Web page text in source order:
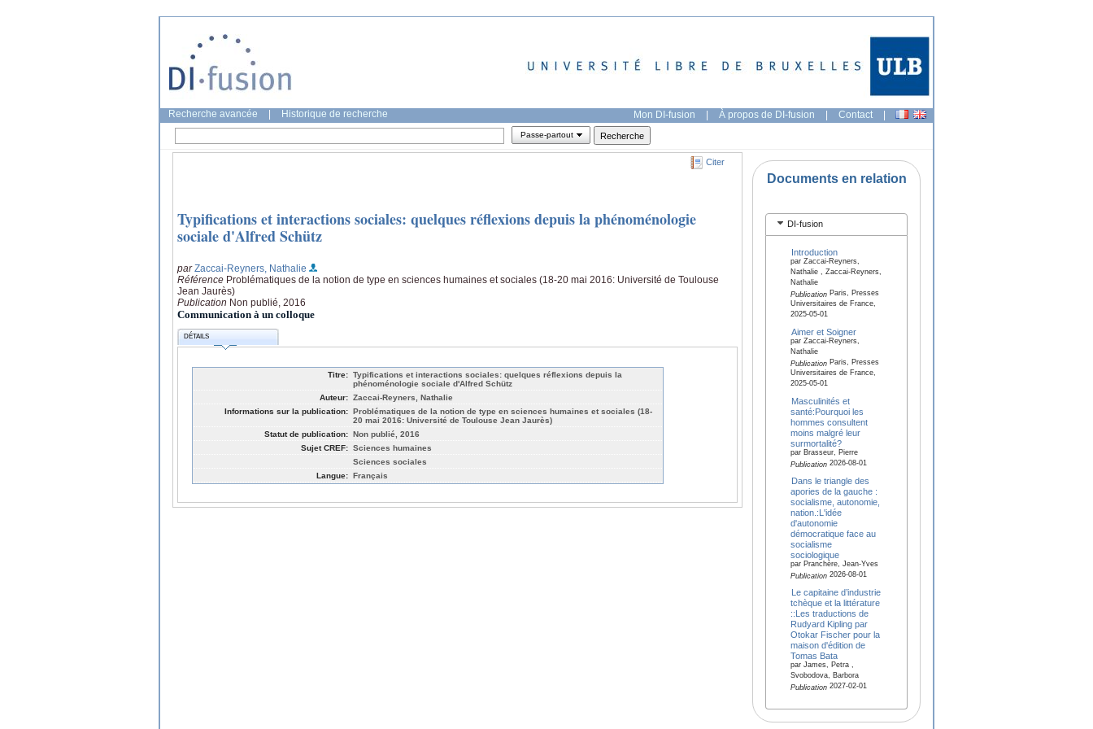
Recherche avancée Historique de recherche Mon DI-fusion | À propos de DI-fusion | Contact |
Passe-partout
Citer
Typifications et interactions sociales: quelques réflexions depuis la phénoménologie
sociale d'Alfred Schütz
parZaccai-Reyners, Nathalie
Référence Problématiques de la notion de type en sciences humaines et sociales (18-20 mai 2016: Université de Toulouse
Jean Jaurès)
Publication Non publié, 2016
Communication à un colloque
DÉTAILS
Titre: Typifications et interactions sociales: quelques réflexions depuis la
phénoménologie sociale d'Alfred Schütz
Auteur: Zaccai-Reyners, Nathalie
Informations sur la publication: Problématiques de la notion de type en sciences humaines et sociales (18-
20 mai 2016: Université de Toulouse Jean Jaurès)
Statut de publication: Non publié, 2016
Sujet CREF: Sciences humaines
Sciences sociales
Langue: Français
Documents en relation
DI-fusion
Introduction
par Zaccai-Reyners,
Nathalie , Zaccai-Reyners,
Nathalie
PublicationParis, Presses
Universitaires de France,
2025-05-01
Aimer et Soigner
par Zaccai-Reyners,
Nathalie
PublicationParis, Presses
Universitaires de France,
2025-05-01
Masculinités et
santé:Pourquoi les
hommes consultent
moins malgré leur
surmortalité?
par Brasseur, Pierre
Publication2026-08-01
Dans le triangle des
apories de la gauche :
socialisme, autonomie,
nation.:L'idée
d'autonomie
démocratique face au
socialisme
sociologique
par Pranchère, Jean-Yves
Publication2026-08-01
Le capitaine d’industrie
tchèque et la littérature
::Les traductions de
Rudyard Kipling par
Otokar Fischer pour la
maison d'édition de
Tomas Bata
par James, Petra ,
Svobodova, Barbora
Publication2027-02-01